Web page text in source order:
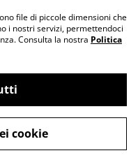
Cookie Policy
file di piccole dimensioni che
i nostri servizi, permettendoci
Consulta la nostra Politica
cookie